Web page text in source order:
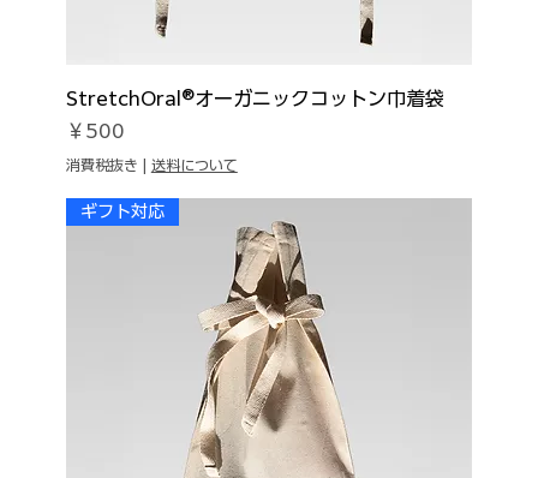
StretchOral®オーガニックコットン巾着袋
価格
￥500
消費税抜き 送料について
ギフト対応